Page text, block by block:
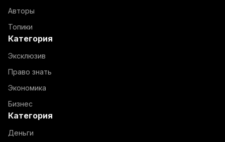
Авторы
Топики
Категория
Эксклюзив
Право знать
Экономика
Бизнес
Категория
Деньги